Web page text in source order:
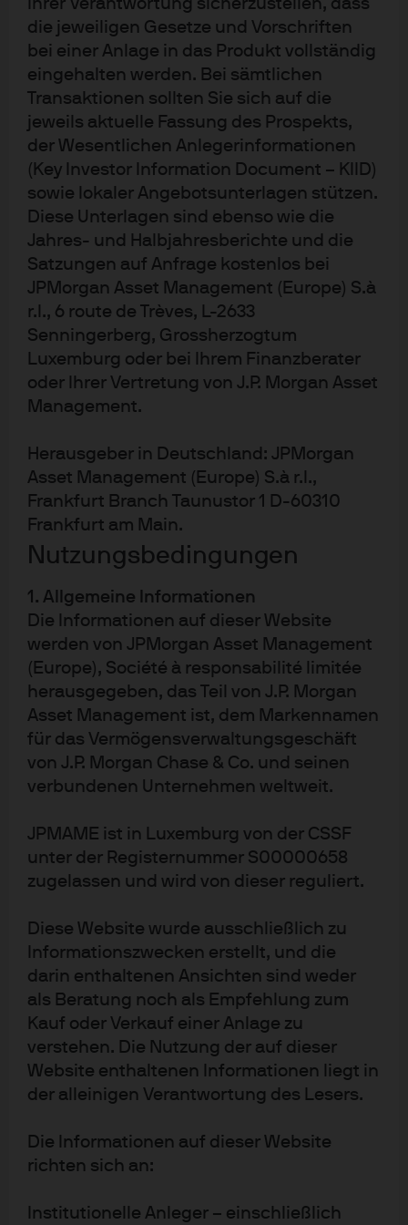
Ihrer Verantwortung sicherzustellen, dass
die jeweiligen Gesetze und Vorschriften
bei einer Anlage in das Produkt vollständig
eingehalten werden. Bei sämtlichen
Transaktionen sollten Sie sich auf die
jeweils aktuelle Fassung des Prospekts,
der Wesentlichen Anlegerinformationen
(Key Investor Information Document – KIID)
sowie lokaler Angebotsunterlagen stützen.
Diese Unterlagen sind ebenso wie die
Jahres- und Halbjahresberichte und die
Satzungen auf Anfrage kostenlos bei
JPMorgan Asset Management (Europe) S.à
r.l., 6 route de Trèves, L-2633
Senningerberg, Grossherzogtum
Luxemburg oder bei Ihrem Finanzberater
oder Ihrer Vertretung von J.P. Morgan Asset
Management.
Herausgeber in Deutschland: JPMorgan
Asset Management (Europe) S.à r.l.,
Frankfurt Branch Taunustor 1 D-60310
Frankfurt am Main.
Nutzungsbedingungen
1. Allgemeine Informationen
Die Informationen auf dieser Website
werden von JPMorgan Asset Management
(Europe), Société à responsabilité limitée
herausgegeben, das Teil von J.P. Morgan
Asset Management ist, dem Markennamen
für das Vermögensverwaltungsgeschäft
von J.P. Morgan Chase & Co. und seinen
verbundenen Unternehmen weltweit.
JPMAME ist in Luxemburg von der CSSF
unter der Registernummer S00000658
zugelassen und wird von dieser reguliert.
Diese Website wurde ausschließlich zu
Informationszwecken erstellt, und die
darin enthaltenen Ansichten sind weder
als Beratung noch als Empfehlung zum
Kauf oder Verkauf einer Anlage zu
verstehen. Die Nutzung der auf dieser
Website enthaltenen Informationen liegt in
der alleinigen Verantwortung des Lesers.
Die Informationen auf dieser Website
richten sich an:
Institutionelle Anleger – einschließlich
der Biodiversität. Dies hat auch auf die Medizin
Auswirkungen, denn Penicillin, Morphin und Krebs-
Chemotherapien stammen aus natürlichen Quellen. Der
Rückgang der Biodiversität bedeutet daher auch eine
Bedrohung für die Arzneimittelproduktion und -
entdeckung. „Lösungen liegen im Bereich
Landwirtschaft zum Beispiel in der
Informationstechnologie. Der Zugang zu agronomischen
Daten ermöglicht es Landwirten etwa, den Einsatz von
Wasser und Pestiziden zu reduzieren und gleichzeitig
die Produktivität zu steigern. Biobanking, also das
Sammeln, Verarbeiten und Aufbewahren von
biologischen Proben und Daten für die Forschung, wird
immer wichtiger für pharmazeutische Innovationen“,
umreißt Stadtelmeyer-Petru. die Bereiche für
zunehmenden Finanzierungsbedarf.
Erwärmung verbunden. Niederschläge und
Überschwemmungen können die Wasseraufbereitungs-
und Abwasserinfrastruktur überfordern oder
beschädigen, so dass Bakterien und Toxine verbreitet
werden. Höhere Temperaturen erhöhen auch die
gemäß Soňa Stadtelmeyer-Petru zudem Hinweise
darauf, dass sowohl der Temperaturanstieg als auch die
Luftverschmutzung die Arbeitseffizienz verringern. „Die
Integration von Luftverschmutzungswarnungen in
intelligente Technologien kann daher eine sehr
wirksame Anpassungslösung sein. Auch könnte die
Telemedizin an Bedeutung gewinnen, um Patienten zu
erreichen, die nicht reisefähig sind“, sagt Soňa
Hoher Finanzierungsbedarf
der Klimaanpassung mit
positivem Kosten-Nutzen-
Verhältnis
Nach Meinung von Soňa Stadtelmeyer-Petru. ist es vor
diesem Hintergrund essenziell, dass mehr Kapital in die
Finanzierung von Klimaanpassung fließt. „Die Weltbank
schätzt, dass bis 2050 jährlich 11 bis 20 Milliarden Dollar
Klimawandel anzupassen. Diese Maßnahmen schaffen
jedoch auch Chancen, beispielswiese bis zu 500.000
Präventionsmaßnahmen, wirtschaftliche Verluste durch